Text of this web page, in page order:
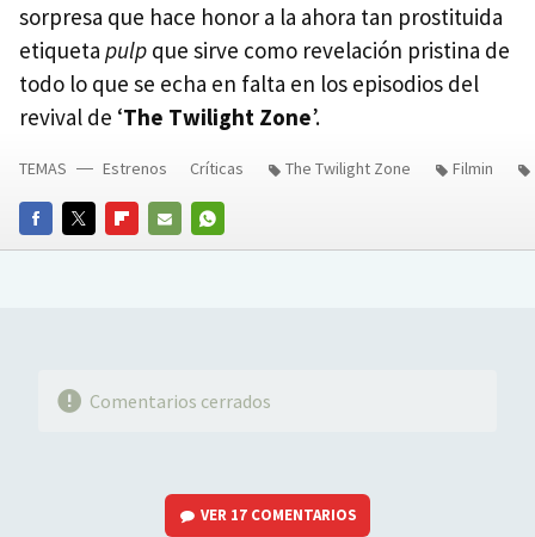
sorpresa que hace honor a la ahora tan prostituida
etiqueta pulp que sirve como revelación pristina de
todo lo que se echa en falta en los episodios del
revival de ‘The Twilight Zone’.
FACEBOOKTWITTERFLIPBOARD
E-
WHATSAPP
TEMAS Estrenos Críticas The Twilight Zone Filmin
Comentarios cerrados
VER 17 COMENTARIOS